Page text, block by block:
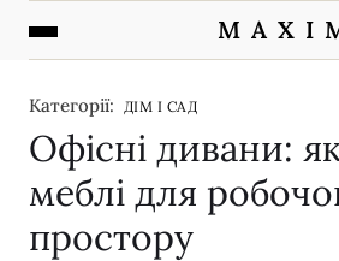
M A X I
Категорії: ДІМ І САД
Офісні дивани:
меблі для
простору